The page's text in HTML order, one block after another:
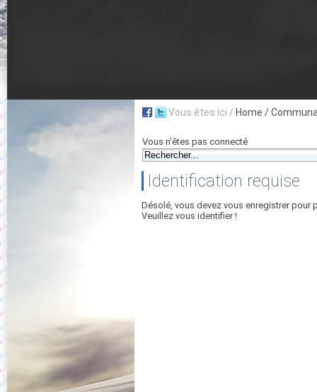
Vous êtes ici / Home /
Vous n'êtes pas connecté
Identification requise
Désolé, vous devez vous enregistrer pour
Veuillez vous identifier !